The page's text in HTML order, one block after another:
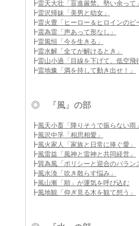
┣雷天大壮「盲進厳禁。勢い余って」
┣雷沢帰妹「美男と幼女」
┣雷火豊「ヒーロー＆ヒロインのピ
┣震為雷「声あって形なし」
┣雷風恒「今を生きる」
┣雷水解「全てが解けるとき」
┣雷山小過「目線を下げて、低空飛
┣雷地豫「満を持して動き出せ！」
◎ 『風』の部
┣風天小畜「降りそうで振らない雨」
┣風沢中孚「相思相愛」
┣風火家人「家族と日常に捧ぐ愛」
┣風雷益「風神と雷神と共同経営」
┣巽為風「ポリシーと迎合のバラン
┣風水渙「吹き散らす悩み」
┣風山漸「順」が運気を呼び込む
┣風地観「仰ぎ見る木を観て想う」